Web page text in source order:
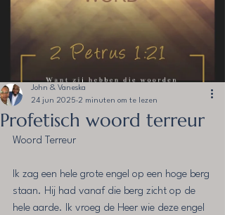
Profetisch woord terreur
John & Vaneska
24 jun 2025 2 minuten om te lezen
Woord Terreur
Ik zag een hele grote engel op een hoge berg
staan. Hij had vanaf die berg zicht op de
hele aarde. Ik vroeg de Heer wie deze engel